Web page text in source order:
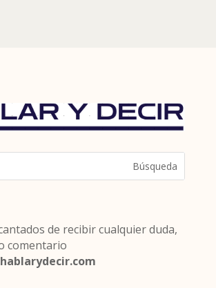
de recibir cualquier duda,
comentario